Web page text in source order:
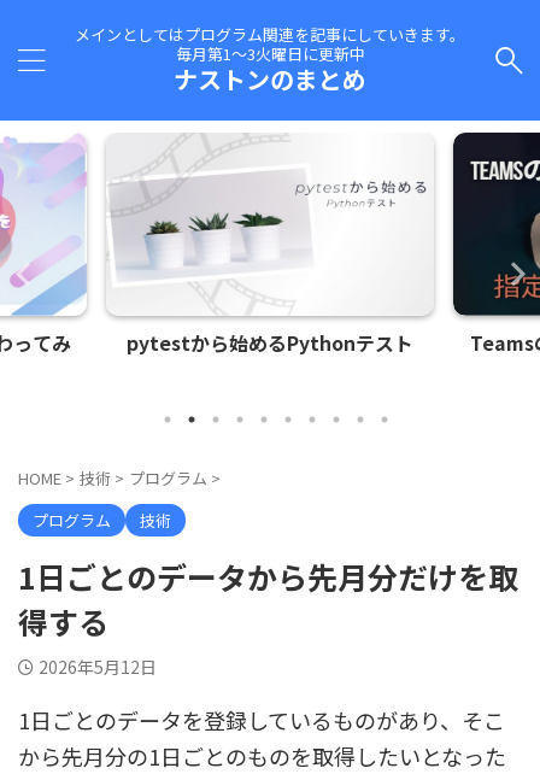
メインとしてはプログラム関連を記事にしていきます。
毎月第1～3火曜日に更新中
ナストンのまとめ
テスト
Teamsのメールドメインを指定し
文字
HOME > 技術 > プログラム >
プログラム
技術
1日ごとのデータから先月分だけを取
得する
2026年5月12日
1日ごとのデータを登録しているものがあり、そこ
から先月分の1日ごとのものを取得したいとなった